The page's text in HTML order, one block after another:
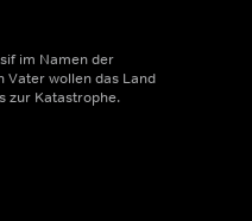
im Namen der
Vater wollen das Land
zur Katastrophe.